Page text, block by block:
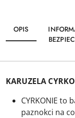
OPIS
KARUZELA
CYRKONIE to
paznokci na